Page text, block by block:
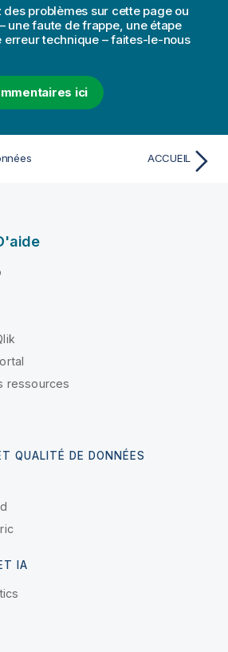
problèmes sur cette page ou
une faute de frappe, une étape
erreur technique – faites-le-nous
ici
ACCUEIL
ressources
QUALITÉ DE DONNÉES
IA